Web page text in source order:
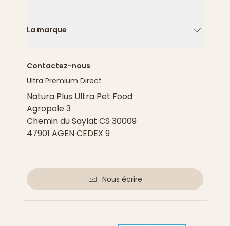
La marque
Contactez-nous
Ultra Premium Direct
Natura Plus Ultra Pet Food
Agropole 3
Chemin du Saylat CS 30009
47901 AGEN CEDEX 9
Nous écrire